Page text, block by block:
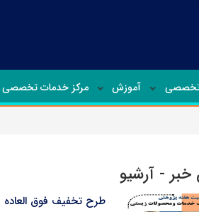
آموزش مرکز خدمات تخصصی
- آرشیو
طرح تخفیف فوق العاده